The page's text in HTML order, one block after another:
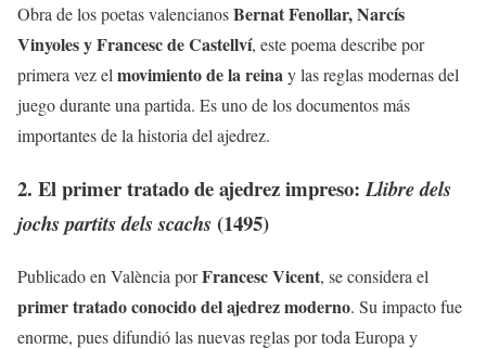
Obra de los poetas valencianosBernat Fenollar, Narcís
Vinyoles y Francesc de Castellví, este poema describe por
primera vez el movimiento de la reinay las reglas modernas del
juego durante una partida. Es uno de los documentos más
importantes de la historia del ajedrez.
2. El primer tratado de ajedrez impreso:Llibre dels
jochs partits dels scachs (1495)
Publicado en València porFrancesc Vicent, se considera el
primer tratado conocido del ajedrez moderno. Su impacto fue
enorme, pues difundió las nuevas reglas por toda Europa y